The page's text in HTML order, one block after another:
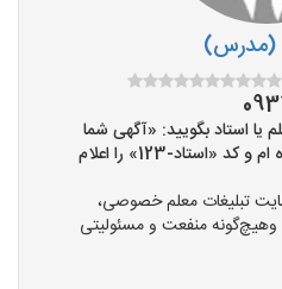
(مدرس)
یا استاد بگویید: «آگهی شما
را در سایت هزار استاد دیده ام و کد «استاد-123» را اعلام
تبلیغات معلم خصوصی،
وهیچ‌گونه منفعت و مسئولیتی